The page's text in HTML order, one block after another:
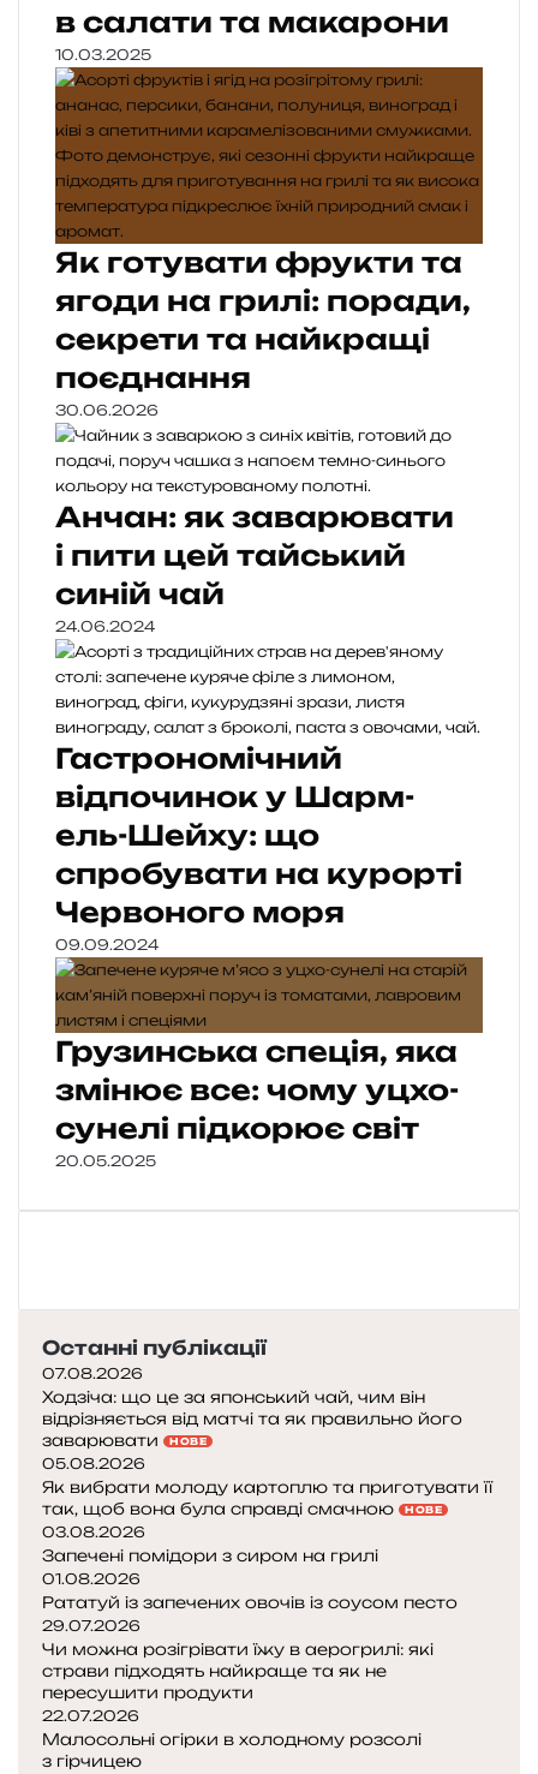
в салати та макарони
10.03.2025
Як готувати фрукти та
ягоди на грилі: поради,
секрети та найкращі
поєднання
30.06.2026
Анчан: як заварювати
і пити цей тайський
синій чай
24.06.2024
Гастрономічний
відпочинок у Шарм-
ель-Шейху: що
спробувати на курорті
Червоного моря
09.09.2024
Грузинська спеція, яка
змінює все: чому уцхо-
сунелі підкорює світ
20.05.2025
Останні публікації
07.08.2026
Ходзіча: що це за японський чай, чим він
відрізняється від матчі та як правильно його
заварювати
НОВЕ
05.08.2026
Як вибрати молоду картоплю та приготувати її
так, щоб вона була справді смачною
НОВЕ
03.08.2026
Запечені помідори з сиром на грилі
01.08.2026
Рататуй із запечених овочів із соусом песто
29.07.2026
Чи можна розігрівати їжу в аерогрилі: які
страви підходять найкраще та як не
пересушити продукти
22.07.2026
Малосольні огірки в холодному розсолі
з гірчицею